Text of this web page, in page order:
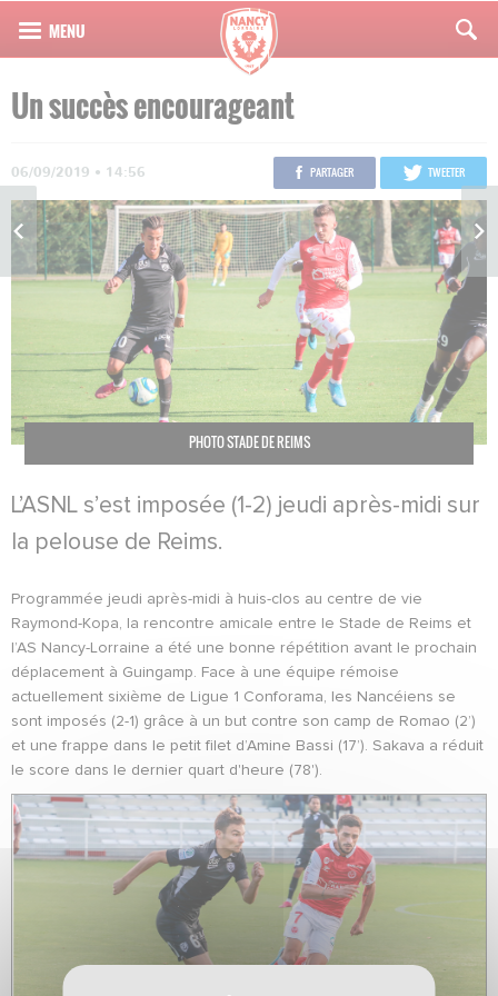
Un succès encourageant
06/09/2019 • 14:56 PARTAGER TWEETER
PHOTO STADE DE REIMS
L’ASNL s’est imposée (1-2) jeudi après-midi sur
la pelouse de Reims.
Programmée jeudi après-midi à huis-clos au centre de vie
Raymond-Kopa, la rencontre amicale entre le Stade de Reims et
l’AS Nancy-Lorraine a été une bonne répétition avant le prochain
déplacement à Guingamp. Face à une équipe rémoise
actuellement sixième de Ligue 1 Conforama, les Nancéiens se
sont imposés (2-1) grâce à un but contre son camp de Romao (2’)
et une frappe dans le petit filet d’Amine Bassi (17’). Sakava a réduit
le score dans le dernier quart d'heure (78').